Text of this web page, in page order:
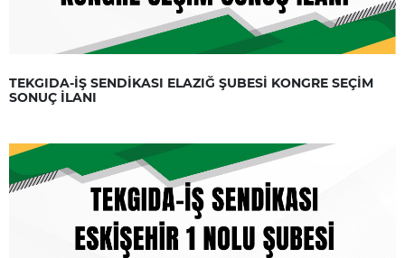
TEKGIDA-İŞ SENDİKASI ELAZIĞ ŞUBESİ KONGRE SEÇİM
SONUÇ İLANI